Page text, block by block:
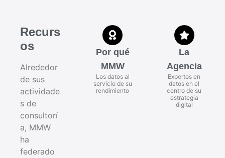
Recurs
os
Alrededor
de sus
actividade
s de
consultorí
a, MMW
ha
federado
Por qué
MMW
Los datos al
servicio de su
rendimiento
La
Agencia
Expertos en
datos en el
centro de su
estrategia
digital